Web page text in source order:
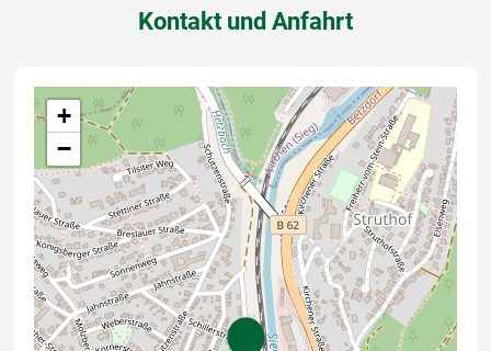
Kontakt und Anfahrt
+
−